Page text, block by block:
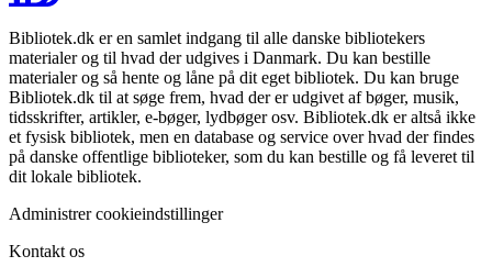
Bibliotek.dk er en samlet indgang til alle danske bibliotekers
materialer og til hvad der udgives i Danmark. Du kan bestille
materialer og så hente og låne på dit eget bibliotek. Du kan bruge
Bibliotek.dk til at søge frem, hvad der er udgivet af bøger, musik,
tidsskrifter, artikler, e-bøger, lydbøger osv. Bibliotek.dk er altså ikke
et fysisk bibliotek, men en database og service over hvad der findes
på danske offentlige biblioteker, som du kan bestille og få leveret til
dit lokale bibliotek.
Administrer cookieindstillinger
Kontakt os